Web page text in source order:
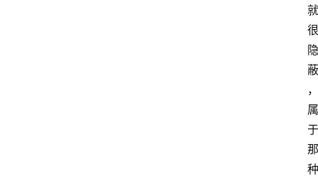
就
很
隐
蔽
，
属
于
那
种